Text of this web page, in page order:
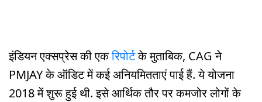
इंडियन एक्सप्रेस की एकरिपोर्टके मुताबिक, CAG ने
PMJAY के ऑडिट में कई अनियमितताएं पाई हैं. ये योजना
2018 में शुरू हुई थी. इसे आर्थिक तौर पर कमजोर लोगों के